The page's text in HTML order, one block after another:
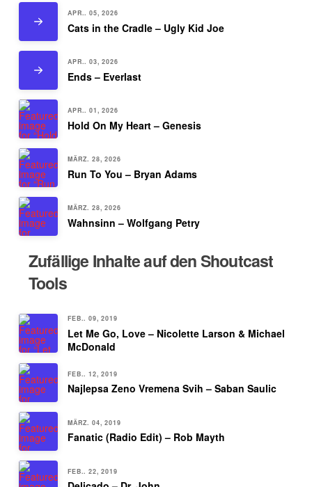
APR.. 05, 2026
Cats in the Cradle – Ugly Kid Joe
APR.. 03, 2026
Ends – Everlast
APR.. 01, 2026
Hold On My Heart – Genesis
MÄRZ. 28, 2026
Run To You – Bryan Adams
MÄRZ. 28, 2026
Wahnsinn – Wolfgang Petry
Zufällige Inhalte auf den Shoutcast
Tools
FEB.. 09, 2019
Let Me Go, Love – Nicolette Larson & Michael
McDonald
FEB.. 12, 2019
Najlepsa Zeno Vremena Svih – Saban Saulic
MÄRZ. 04, 2019
Fanatic (Radio Edit) – Rob Mayth
FEB.. 22, 2019